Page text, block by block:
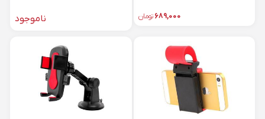
689,000 تومان ناموجود